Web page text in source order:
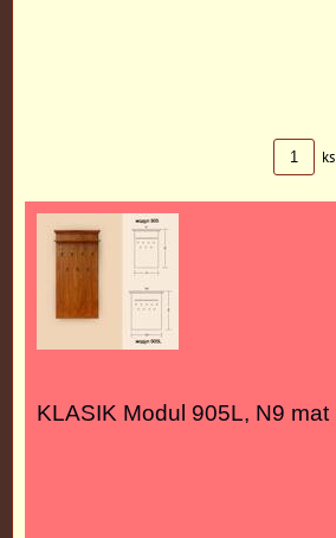
ks
KLASIK Modul 905L, N9 mat